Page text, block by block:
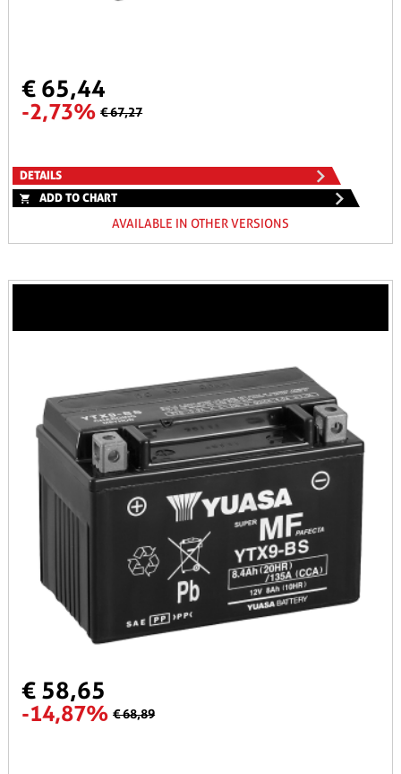
€ 65,44
-2,73% € 67,27
DETAILS
ADD TO CHART
AVAILABLE IN OTHER VERSIONS
€ 58,65
-14,87% € 68,89